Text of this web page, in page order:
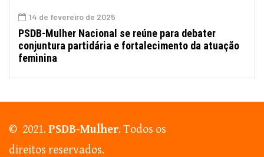
14 de fevereiro de 2025
PSDB-Mulher Nacional se reúne para debater
conjuntura partidária e fortalecimento da atuação
feminina
© 2021.PSDB-Mulher. Todos os
direitos reservados.